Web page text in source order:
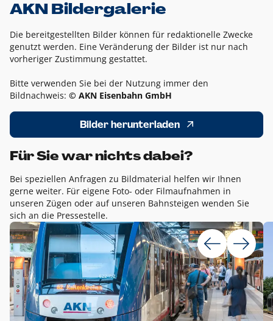
AKN Bildergalerie
Die bereitgestellten Bilder können für redaktionelle Zwecke
genutzt werden. Eine Veränderung der Bilder ist nur nach
vorheriger Zustimmung gestattet.
Bitte verwenden Sie bei der Nutzung immer den
Bildnachweis: © AKN Eisenbahn GmbH
Bilder herunterladen
Für Sie war nichts dabei?
Bei speziellen Anfragen zu Bildmaterial helfen wir Ihnen
gerne weiter. Für eigene Foto- oder Filmaufnahmen in
unseren Zügen oder auf unseren Bahnsteigen wenden Sie
sich an die Pressestelle.